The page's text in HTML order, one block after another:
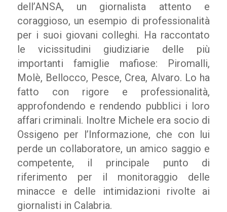
dell’ANSA, un giornalista attento e
coraggioso, un esempio di professionalità
per i suoi giovani colleghi. Ha raccontato
le vicissitudini giudiziarie delle più
importanti famiglie mafiose: Piromalli,
Molè, Bellocco, Pesce, Crea, Alvaro. Lo ha
fatto con rigore e professionalità,
approfondendo e rendendo pubblici i loro
affari criminali. Inoltre Michele era socio di
Ossigeno per l’Informazione, che con lui
perde un collaboratore, un amico saggio e
competente, il principale punto di
riferimento per il monitoraggio delle
minacce e delle intimidazioni rivolte ai
giornalisti in Calabria.